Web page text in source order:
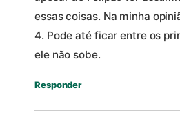
essas coisas. Na minha
4. Pode até ficar entre os
ele não sobe.
Responder